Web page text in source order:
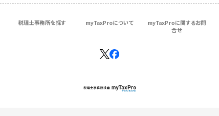
税理士事務所を探す myTaxProについて
myTaxProに関するお問
合せ